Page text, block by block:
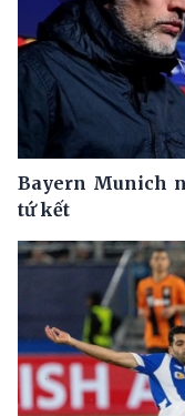
Bayern Munich
tứ kết